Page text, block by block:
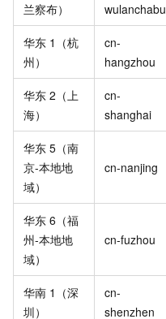
兰察布）
wulanchabu
华东 1（杭
州）
cn-
hangzhou
华东 2（上
海）
cn-
shanghai
华东 5（南
京-本地地
域）
cn-nanjing
华东 6（福
州-本地地
域）
cn-fuzhou
华南 1（深
圳）
cn-
shenzhen